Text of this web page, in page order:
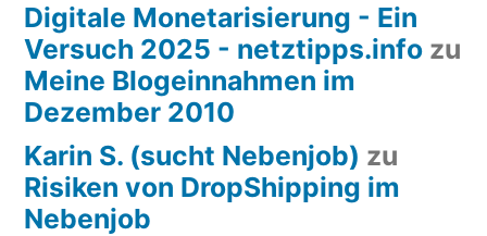
Digitale Monetarisierung - Ein
Versuch 2025 - netztipps.info zu
Meine Blogeinnahmen im
Dezember 2010
Karin S. (sucht Nebenjob) zu
Risiken von DropShipping im
Nebenjob